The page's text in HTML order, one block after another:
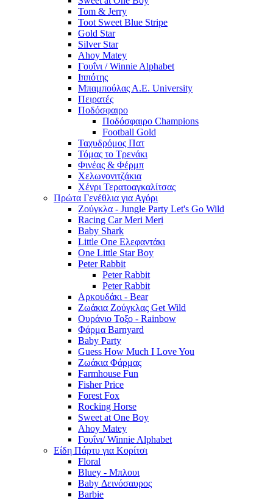
Tom & Jerry
Toot Sweet Blue Stripe
Gold Star
Silver Star
Ahoy Matey
Γουΐνι / Winnie Alphabet
Ιππότης
Μπαμπούλας Α.Ε. University
Πειρατές
Ποδόσφαιρο
Ποδόσφαιρο Champions
Football Gold
Ταχυδρόμος Πατ
Τόμας το Τρενάκι
Φινέας & Φέρμπ
Χελωνονιτζάκια
Χένρι Τερατοαγκαλίτσας
Πρώτα Γενέθλια για Αγόρι
Ζούγκλα - Jungle Party Let's Go Wild
Racing Car Meri Meri
Baby Shark
Little One Ελεφαντάκι
One Little Star Boy
Peter Rabbit
Peter Rabbit
Peter Rabbit
Αρκουδάκι - Bear
Ζωάκια Ζούγκλας Get Wild
Ουράνιο Τοξο - Rainbow
Φάρμα Barnyard
Baby Party
Guess How Much I Love You
Ζωάκια Φάρμας
Farmhouse Fun
Fisher Price
Forest Fox
Rocking Horse
Sweet at One Boy
Ahoy Matey
Γουΐνι/ Winnie Alphabet
Είδη Πάρτυ για Κορίτσι
Floral
Bluey - Μπλουι
Baby Δεινόσαυρος
Barbie